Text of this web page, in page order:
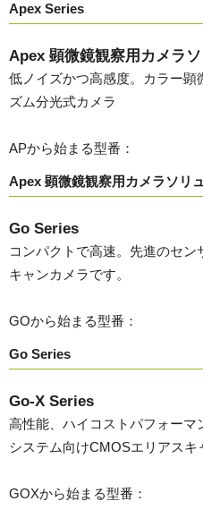
Apex Series
Apex 顕微鏡観察用カメラ
低ノイズかつ高感度。カラー顕
ズム分光式カメラ
APから始まる型番：
Apex 顕微鏡観察用カメラソリ
Go Series
コンパクトで高速。先進のセ
キャンカメラです。
GOから始まる型番：
Go Series
Go-X Series
高性能、ハイコストパフォー
システム向けCMOSエリアスキ
GOXから始まる型番：